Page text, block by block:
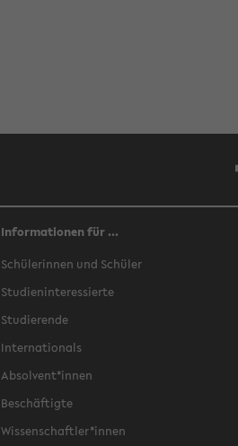
Informationen für ...
Schülerinnen und Schüler
Studieninteressierte
Studierende
Internationals
Absolvent*innen
Beschäftigte
Wissenschaftler*innen